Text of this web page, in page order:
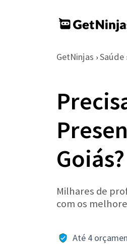
GetNinjas › Saúde
Goiás?
Milhares de
com os
Até 4